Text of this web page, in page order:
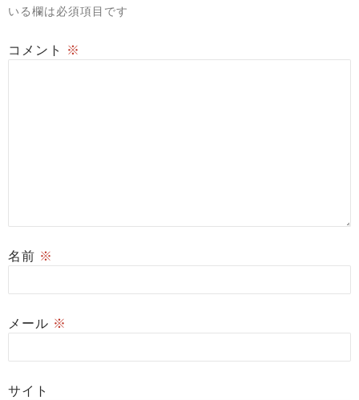
いる欄は必須項目です
コメント ※
名前 ※
メール ※
サイト